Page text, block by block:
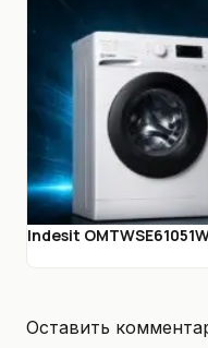
Indesit
Оставить